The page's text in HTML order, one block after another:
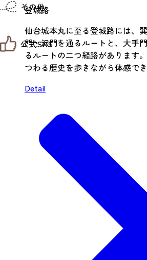
市内の交通情報
お得なチケット
その他
お知らせ
お問い合わせ
教育旅行
観光マップ
サイト利用規約
仙臺写真館フォトギャラリー
公式SNS
せんだい旅日和 X
せんだい旅日和 Facebook
仙台旅先体験コレクション
登城路
仙台城本丸に至る登城路には、
門・沢門を通るルートと、大手
るルートの二つ経路があります
つわる歴史を歩きながら体感でき
Detail